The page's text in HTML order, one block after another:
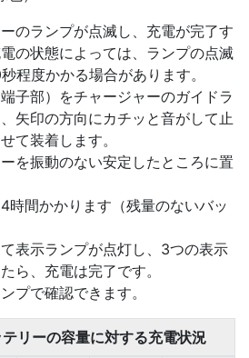
のランプが点滅し、充電が完了す
の状態によっては、ランプの点滅
程度かかる場合があります。
子部）をチャージャーのガイドラ
矢印の方向にカチッと音がして止
て装着します。
を振動のない安定したところに置
時間かかります（残量のないバッ
表示ランプが点灯し、3つの表示
ら、充電は完了です。
プで確認できます。
リーの容量に対する充電状況